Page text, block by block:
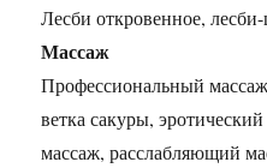
Лесби откровенное,
Массаж
Профессиональный
ветка сакуры,
массаж, расслабляющий